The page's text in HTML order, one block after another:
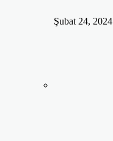
Şubat 24, 2024